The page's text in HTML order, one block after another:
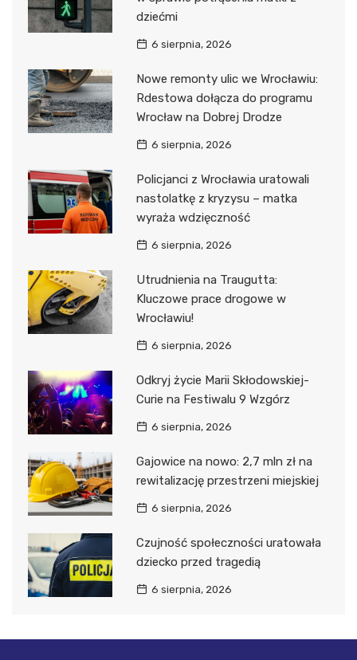
dziećmi
6 sierpnia, 2026
Nowe remonty ulic we Wrocławiu:
Rdestowa dołącza do programu
Wrocław na Dobrej Drodze
6 sierpnia, 2026
Policjanci z Wrocławia uratowali
nastolatkę z kryzysu – matka
wyraża wdzięczność
6 sierpnia, 2026
Utrudnienia na Traugutta:
Kluczowe prace drogowe w
Wrocławiu!
6 sierpnia, 2026
Odkryj życie Marii Skłodowskiej-
Curie na Festiwalu 9 Wzgórz
6 sierpnia, 2026
Gajowice na nowo: 2,7 mln zł na
rewitalizację przestrzeni miejskiej
6 sierpnia, 2026
Czujność społeczności uratowała
dziecko przed tragedią
6 sierpnia, 2026